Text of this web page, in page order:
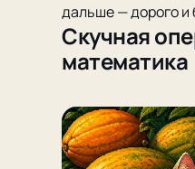
дальше — дорого и
Скучная
математика